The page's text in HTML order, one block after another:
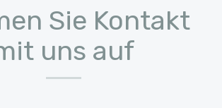
Sie Kontakt
uns auf